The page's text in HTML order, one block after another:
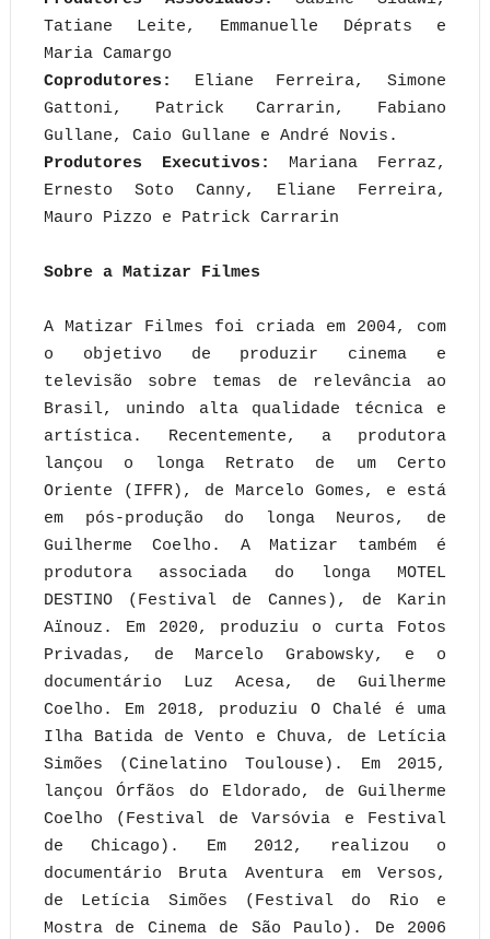
Tatiane Leite, Emmanuelle Déprats e
Maria Camargo
Coprodutores: Eliane Ferreira, Simone
Gattoni, Patrick Carrarin, Fabiano
Gullane, Caio Gullane e André Novis.
Produtores Executivos:
Mariana Ferraz,
Ernesto Soto Canny, Eliane Ferreira,
Mauro Pizzo e Patrick Carrarin
Sobre a Matizar Filmes
A Matizar Filmes foi criada em 2004, com
o objetivo de produzir cinema e
televisão sobre temas de relevância ao
Brasil, unindo alta qualidade técnica e
artística. Recentemente, a produtora
lançou o longa Retrato de um Certo
Oriente (IFFR), de Marcelo Gomes, e está
em pós-produção do longa Neuros, de
Guilherme Coelho. A Matizar também é
produtora associada do longa MOTEL
DESTINO (Festival de Cannes), de Karin
Aïnouz. Em 2020, produziu o curta Fotos
Privadas, de Marcelo Grabowsky, e o
documentário Luz Acesa, de Guilherme
Coelho. Em 2018, produziu O Chalé é uma
Ilha Batida de Vento e Chuva, de Letícia
Simões (Cinelatino Toulouse). Em 2015,
lançou Órfãos do Eldorado, de Guilherme
Coelho (Festival de Varsóvia e Festival
de Chicago). Em 2012, realizou o
documentário Bruta Aventura em Versos,
de Letícia Simões (Festival do Rio e
Mostra de Cinema de São Paulo). De 2006